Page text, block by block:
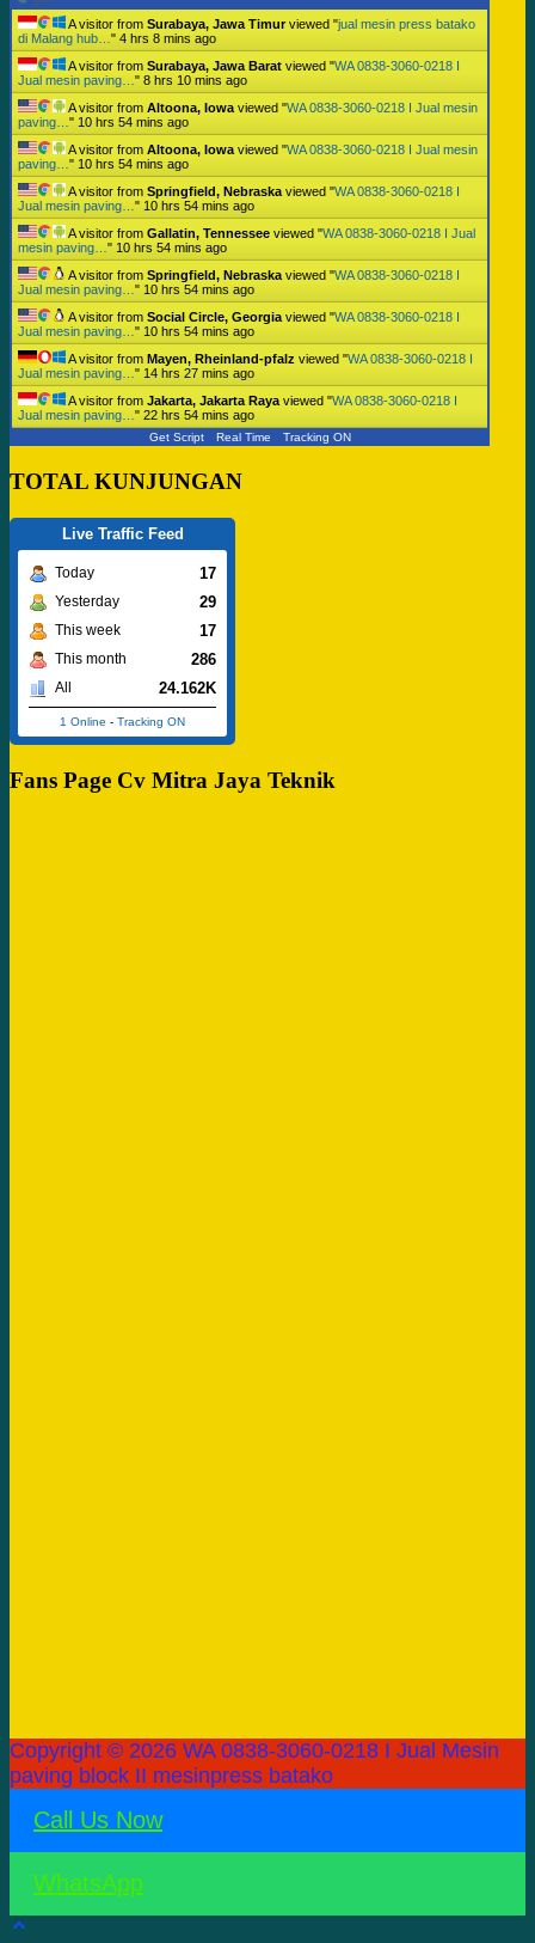
A visitor from Surabaya, Jawa Timurviewed "jual mesin press batako
di Malang hub… " 4 hrs 8 mins ago
A visitor from Surabaya, Jawa Barat viewed "WA 0838-3060-0218 I
Jual mesin paving… " 8 hrs 10 mins ago
A visitor from Altoona, Iowa viewed "WA 0838-3060-0218 I Jual mesin
paving… " 10 hrs 54 mins ago
A visitor from Altoona, Iowa viewed "WA 0838-3060-0218 I Jual mesin
paving… " 10 hrs 54 mins ago
A visitor from Springfield, Nebraska viewed "WA 0838-3060-0218 I
Jual mesin paving… " 10 hrs 54 mins ago
A visitor from Gallatin, Tennessee viewed "WA 0838-3060-0218 I Jual
mesin paving… " 10 hrs 54 mins ago
A visitor from Springfield, Nebraska viewed "WA 0838-3060-0218 I
Jual mesin paving… " 10 hrs 54 mins ago
A visitor from Social Circle, Georgia viewed "WA 0838-3060-0218 I
Jual mesin paving… " 10 hrs 54 mins ago
A visitor from Mayen, Rheinland-pfalz viewed "WA 0838-3060-0218 I
Jual mesin paving… " 14 hrs 27 mins ago
A visitor from Jakarta, Jakarta Raya viewed "WA 0838-3060-0218 I
Jual mesin paving… " 22 hrs 54 mins ago
Get Script Real Time Tracking ON
TOTAL KUNJUNGAN
Live Traffic Feed
Today 17
Yesterday 29
This week 17
This month 286
All 24.162K
1 Online - Tracking ON
Fans Page Cv Mitra Jaya Teknik
Copyright © 2026 WA 0838-3060-0218 I Jual Mesin
paving block II mesinpress batako
Call Us Now
WhatsApp